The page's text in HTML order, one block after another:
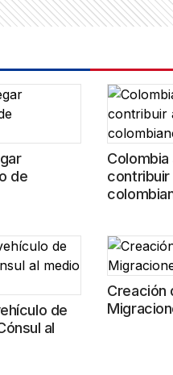
de
Colombia
contribuir
de
al
Creación